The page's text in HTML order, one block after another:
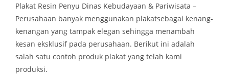
Plakat Resin Penyu Dinas Kebudayaan & Pariwisata –
Perusahaan banyak menggunakan plakatsebagai kenang-
kenangan yang tampak elegan sehingga menambah
kesan eksklusif pada perusahaan. Berikut ini adalah
salah satu contoh produk plakat yang telah kami
produksi.